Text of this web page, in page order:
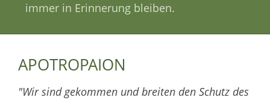
immer in Erinnerung bleiben.
APOTROPAION
"Wir sind gekommen und breiten den Schutz des